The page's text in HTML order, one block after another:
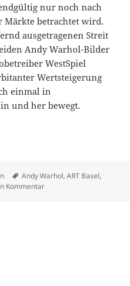
nur noch nach
Märkte betrachtet wird.
ausgetragenen Streit
Andy Warhol-Bilder
WestSpiel
Wertsteigerung
einmal in
und her bewegt.
Schlagwörter
Andy Warhol,ART Basel,
Kommentarzu Kunst und Geld